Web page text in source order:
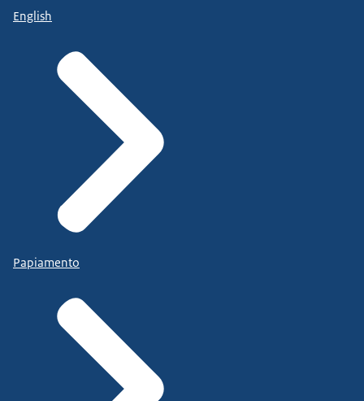
English
Papiamento